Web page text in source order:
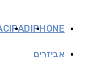
IPHONE
IPAD
אביזרים